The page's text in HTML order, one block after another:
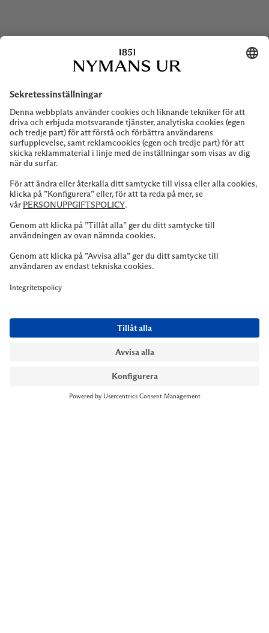
NYMANS UR STOCKHOLM